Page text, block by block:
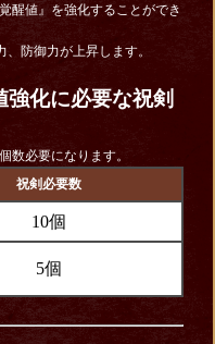
醒値』を強化することができ
防御力が上昇します。
化に必要な祝剣
数必要になります。
祝剣必要数
10個
5個